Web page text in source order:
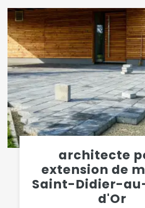
architecte
extension de
Saint-Didier-
d'Or